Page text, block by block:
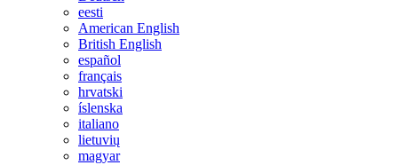
eesti
American English
British English
español
français
hrvatski
íslenska
italiano
lietuvių
magyar